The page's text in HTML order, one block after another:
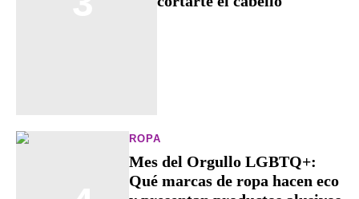
ROPA
Mes del Orgullo LGBTQ+:
Qué marcas de ropa hacen eco